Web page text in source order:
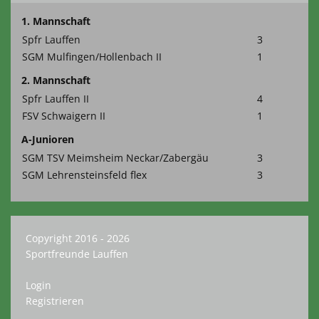
1. Mannschaft
Spfr Lauffen
3
SGM Mulfingen/Hollenbach II
1
2. Mannschaft
Spfr Lauffen II
4
FSV Schwaigern II
1
A-Junioren
SGM TSV Meimsheim Neckar/Zabergäu
3
SGM Lehrensteinsfeld flex
3
Copyright 2016 - 2026
Sportfreunde Lauffen
Login
Registrieren